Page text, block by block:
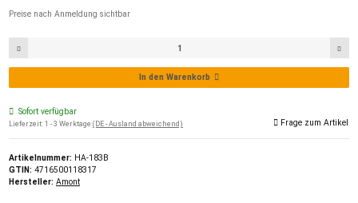
Preise nach Anmeldung sichtbar
In den Warenkorb
Sofort verfügbar
Lieferzeit: 1 - 3 Werktage (DE - Ausland abweichend) Frage zum Artikel
Artikelnummer: HA-183B
GTIN: 4716500118317
Hersteller: Amont